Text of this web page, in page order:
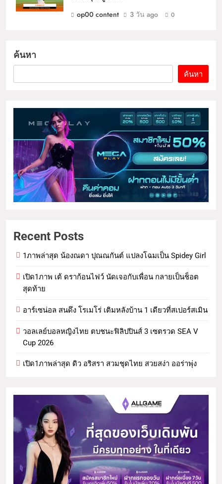
op00 content
3 วัน ago 0
ค้นหา
ค้นหา
Recent Posts
1ภาพล่าสุด น้องณดา ปุณณกันต์ แปลงโฉมเป็น Spidey Girl
เปิด1ภาพ เต้ ดราก้อนไฟว์ นัดเจอกับเพื่อน กลายเป็นช็อต
สุดท้าย
อาร์เซน่อล สนดึง โรเมโร่ เติมหลังบ้าน 1 เดียวที่สเปอร์สเมิน
วอลเลย์บอลหญิงไทย ตบชนะฟิลิปปินส์ 3 เซตรวด SEA V
Cup 2026
เปิด1ภาพล่าสุด ดิว อริสรา สวมชุดไทย สวยสง่า ออร่าพุ่ง